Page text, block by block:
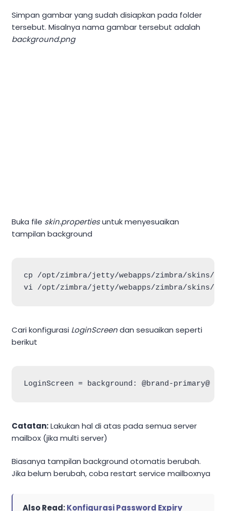
Simpan gambar yang sudah disiapkan pada folder
tersebut. Misalnya nama gambar tersebut adalah
background.png
Buka file skin.propertiesuntuk menyesuaikan
tampilan background
cp /opt/zimbra/jetty/webapps/zimbra/skins/
Cari konfigurasi LoginScreendan sesuaikan seperti
berikut
Catatan:Lakukan hal di atas pada semua server
mailbox (jika multi server)
Biasanya tampilan background otomatis berubah.
Jika belum berubah, coba restart service mailboxnya
Also Read:Konfigurasi Password Expiry